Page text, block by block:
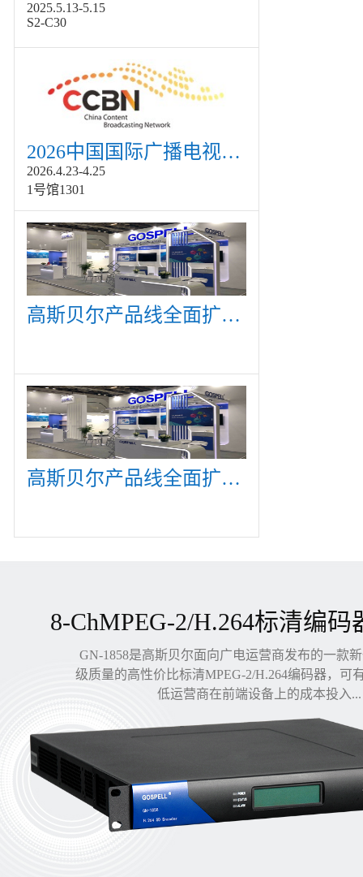
2025.5.13-5.15
S2-C30
2026中国国际广播电视信息网络展览会展
2026.4.23-4.25
1号馆1301
高斯贝尔产品线全面扩展，众多新产品亮相CommunicAsia 2019
高斯贝尔产品线全面扩展，众多新产品亮相CommunicAsia 2019
8-ChMPEG-2/H.264标清编码
GN-1858是高斯贝尔面向广电运营商发布的一款
级质量的高性价比标清MPEG-2/H.264编码器，可
低运营商在前端设备上的成本投入...